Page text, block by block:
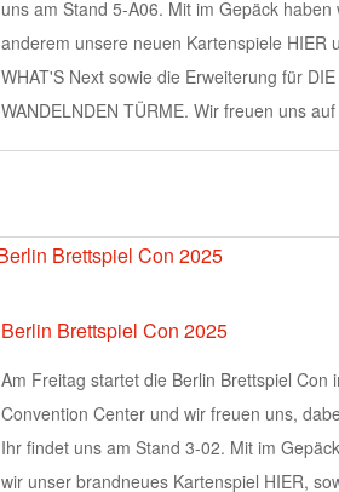
uns am Stand 5-A06. Mit im Gepäck haben
anderem unsere neuen Kartenspiele HIER
WHAT'S Next sowie die Erweiterung für DIE
WANDELNDEN TÜRME. Wir freuen uns
Berlin Brettspiel Con 2025
Am Freitag startet die Berlin Brettspiel Con
Convention Center und wir freuen uns,
Ihr findet uns am Stand 3-02. Mit im
wir unser brandneues Kartenspiel HIER,